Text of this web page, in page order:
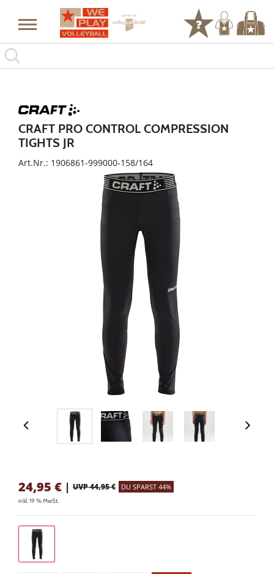
CRAFT PRO CONTROL COMPRESSION
TIGHTS JR
Art.Nr.: 1906861-999000-158/164
24,95 € | UVP 44,95 € DU SPARST 44%
inkl. 19 % MwSt.